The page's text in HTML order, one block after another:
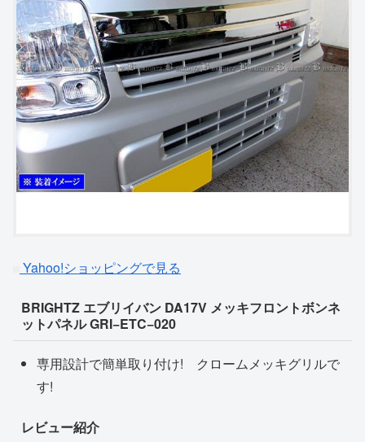
Yahoo!ショッピングで見る
BRIGHTZ エブリイバン DA17V メッキフロントボンネ
ットパネル GRI−ETC−020
専用設計で簡単取り付け! クロームメッキグリルで
す!
レビュー紹介